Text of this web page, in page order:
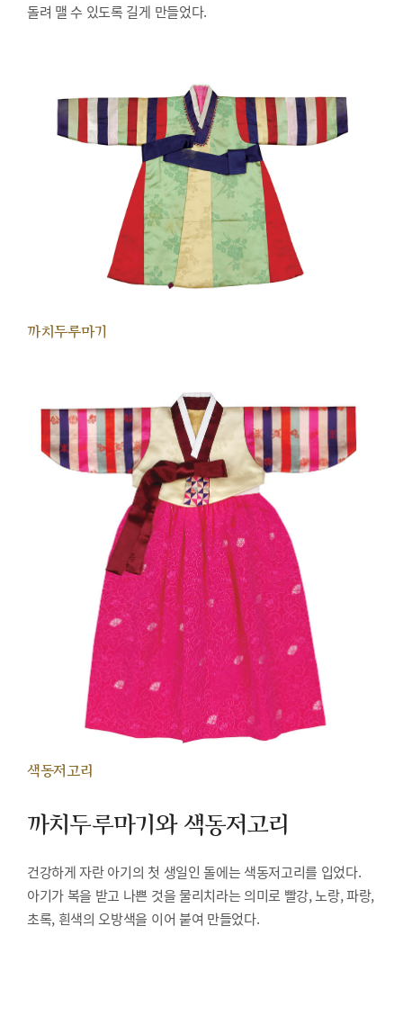
돌려 맬 수 있도록 길게 만들었다.
까치두루마기
색동저고리
까치두루마기와 색동저고리
건강하게 자란 아기의 첫 생일인 돌에는 색동저고리를 입었다.
아기가 복을 받고 나쁜 것을 물리치라는 의미로 빨강, 노랑, 파랑,
초록, 흰색의 오방색을 이어 붙여 만들었다.